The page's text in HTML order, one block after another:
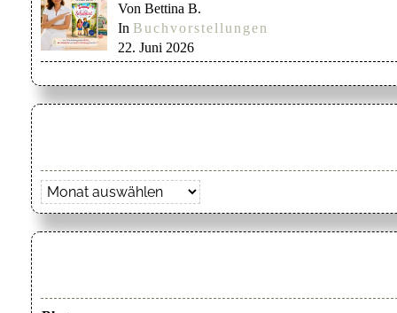
Von Bettina B.
In Buchvorstellungen
22. Juni 2026
Archiv